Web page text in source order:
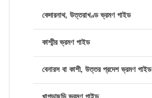
কেদারনাথ, উত্তরাখণ্ড ভ্রমণ গাইড
কাশ্মীর ভ্রমণ গাইড
বেনারস বা কাশী, উত্তর প্রদেশ ভ্রমণ গাইড